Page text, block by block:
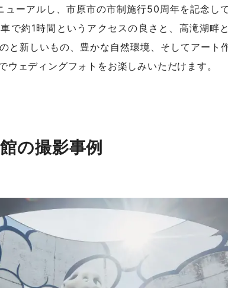
ューアルし、市原市の市制施行50周年を記念し
で約1時間というアクセスの良さと、高滝湖畔
と新しいもの、豊かな自然環境、そしてアート
ウェディングフォトをお楽しみいただけます。
の撮影事例